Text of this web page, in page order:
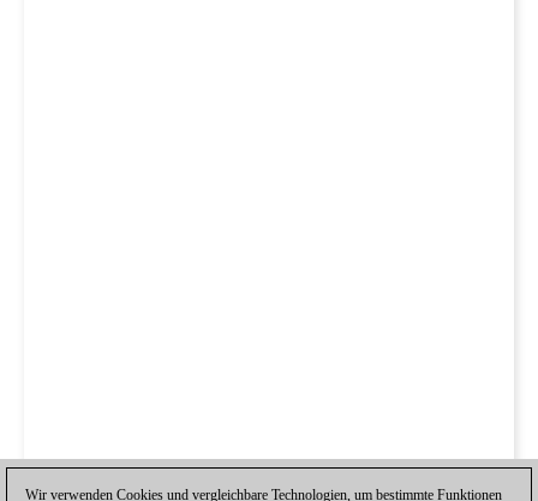
Wir verwenden Cookies und vergleichbare Technologien, um bestimmte Funktionen